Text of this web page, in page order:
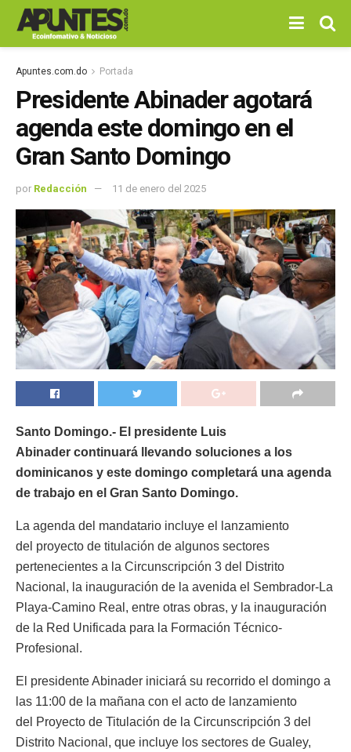
Apuntes.com.do Portada
Presidente Abinader agotará
agenda este domingo en el
Gran Santo Domingo
por Redacción 11 de enero del 2025
Santo Domingo.- El presidente Luis
Abinader continuará llevando soluciones a los
dominicanos y este domingo completará una agenda
de trabajo en el Gran Santo Domingo.
La agenda del mandatario incluye el lanzamiento
del proyecto de titulación de algunos sectores
pertenecientes a la Circunscripción 3 del Distrito
Nacional, la inauguración de la avenida el Sembrador-La
Playa-Camino Real, entre otras obras, y la inauguración
de la Red Unificada para la Formación Técnico-
Profesional.
El presidente Abinader iniciará su recorrido el domingo a
las 11:00 de la mañana con el acto de lanzamiento
del Proyecto de Titulación de la Circunscripción 3 del
Distrito Nacional, que incluye los sectores de Gualey,